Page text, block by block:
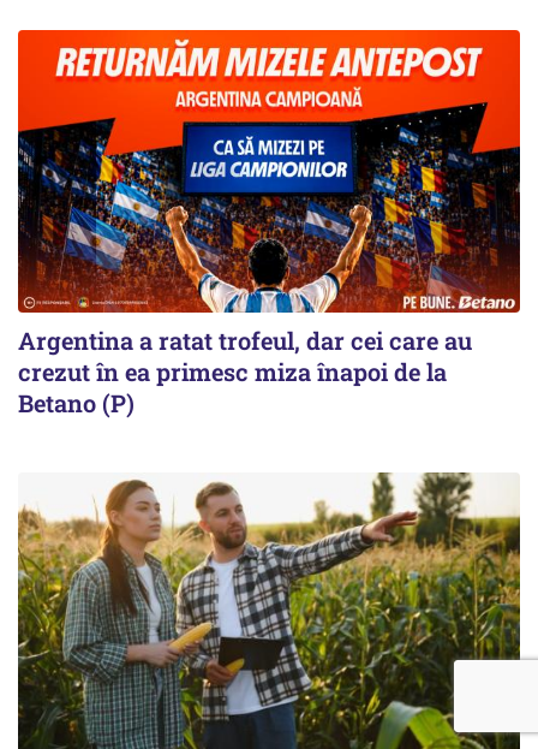
Argentina a ratat trofeul, dar cei care au
crezut în ea primesc miza înapoi de la
Betano (P)